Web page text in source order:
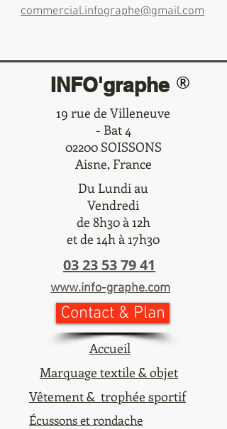
commercial.infographe@gmail.com
INFO'graphe ®
19 rue de Villeneuve
- Bat 4
02200 SOISSONS
Aisne, France
Du Lundi au
Vendredi
de 8h30 à 12h
et de 14h à 17h30
03 23 53 79 41
www.info-graphe.com
Contact & Plan
Accueil
Marquage textile & objet
Vêtement & trophée sportif
Écussons et rondache